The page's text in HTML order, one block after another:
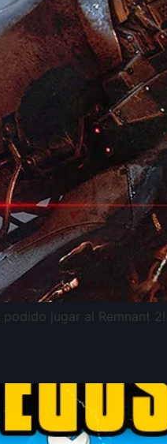
jugar al Remnant